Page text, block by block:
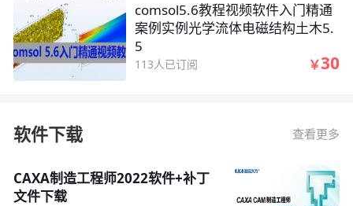
comsol5.6教程视频软件入门精通
案例实例光学流体电磁结构土木5.
5
113人已订阅 ￥30
软件下载 查看更多
CAXA制造工程师2022软件+补丁
文件下载